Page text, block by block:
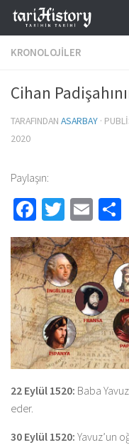
Skip to content
KRONOLOJILER
Cihan
TARAFINDAN ASARBAY ·
2020
Paylaşın:
Facebook
Twitter
Email
22 Eylül 1520: Baba
eder.
30 Eylül 1520: Yavuz’un